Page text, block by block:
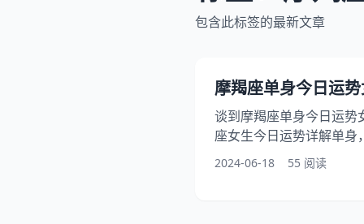
包含此标签的最新文章
摩羯座单身今日运
谈到摩羯座单身今日运势
座女生今日运势详解单身
今日运势如何，其实，还
是摩羯座女生单身今日
2024-06-18 55 阅读